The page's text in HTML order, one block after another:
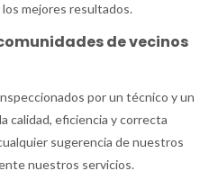
mejores resultados.
de vecinos
por un técnico y un
calidad, eficiencia y correcta
sugerencia de nuestros
nuestros servicios.